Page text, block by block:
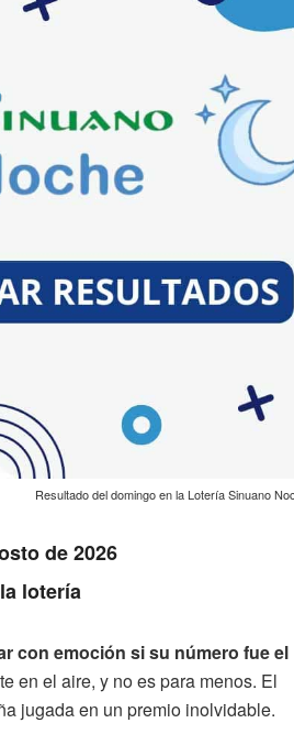
Resultado del domingo en la Lotería Sinuano
de 2026
lotería
con emoción si su número fue el
en el aire, y no es para menos. El
jugada en un premio inolvidable.